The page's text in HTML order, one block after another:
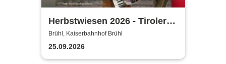
Herbstwiesen 2026 - Tiroler
Partymander live |
Kaiserbahnhof Brühl
Brühl, Kaiserbahnhof Brühl
25.09.2026